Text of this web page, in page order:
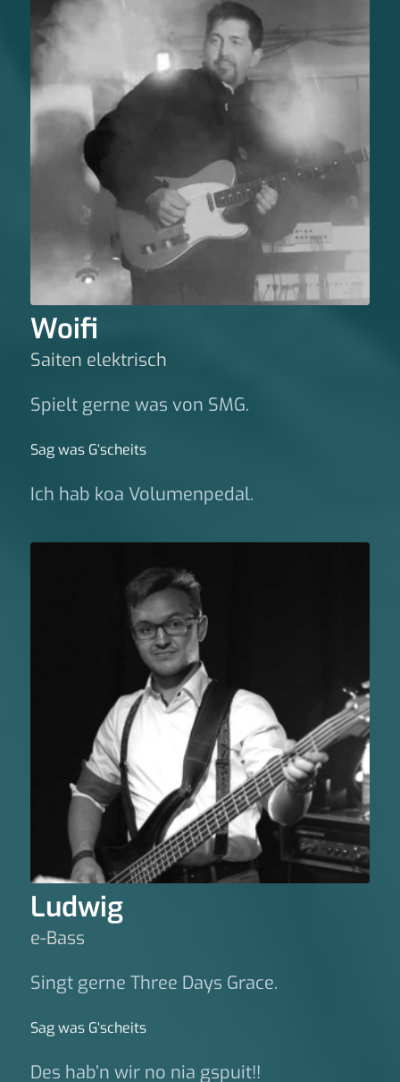
Woifi
Saiten elektrisch
Spielt gerne was von SMG.
Sag was G‘scheits
Ich hab koa Volumenpedal.
Ludwig
e-Bass
Singt gerne Three Days Grace.
Sag was G‘scheits
Des hab’n wir no nia gspuit!!